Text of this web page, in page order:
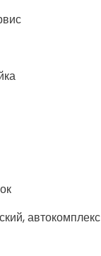
автокомплекс